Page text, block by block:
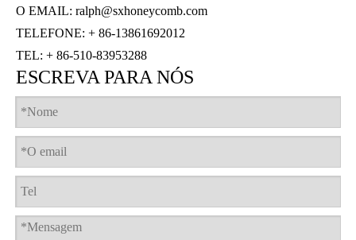
O EMAIL: ralph@sxhoneycomb.com
TELEFONE: + 86-13861692012
TEL: + 86-510-83953288
ESCREVA PARA NÓS